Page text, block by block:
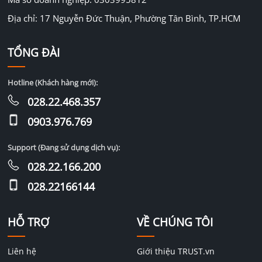
Địa chỉ: 17 Nguyễn Đức Thuận, Phường Tân Bình, TP.HCM
HỖ TRỢ
Liên hệ
VỀ CHÚNG TÔI
Giới thiệu TRUST.vn
TỔNG ĐÀI
Hotline (Khách hàng mới):
028.22.468.357
0903.976.769
Support (Đang sử dụng dịch vụ):
028.22.166.200
028.22166144